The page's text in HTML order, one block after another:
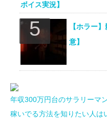
ボイス実況】
【ホラー
意】
年収300万円台のサラリーマ
稼いでる方法を知りたい人は